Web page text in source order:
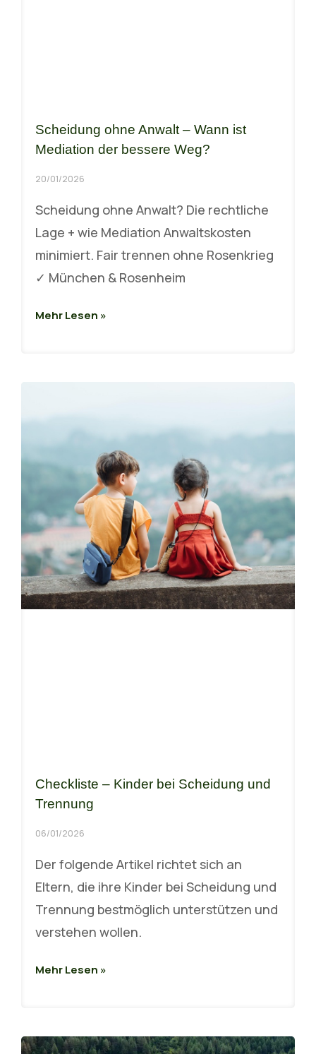
Scheidung ohne Anwalt – Wann ist
Mediation der bessere Weg?
20/01/2026
Scheidung ohne Anwalt? Die rechtliche
Lage + wie Mediation Anwaltskosten
minimiert. Fair trennen ohne Rosenkrieg
✓ München & Rosenheim
Mehr Lesen »
Checkliste – Kinder bei Scheidung und
Trennung
06/01/2026
Der folgende Artikel richtet sich an
Eltern, die ihre Kinder bei Scheidung und
Trennung bestmöglich unterstützen und
verstehen wollen.
Mehr Lesen »